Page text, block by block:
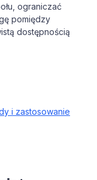
ograniczać
pomiędzy
dostępnością
i zastosowanie